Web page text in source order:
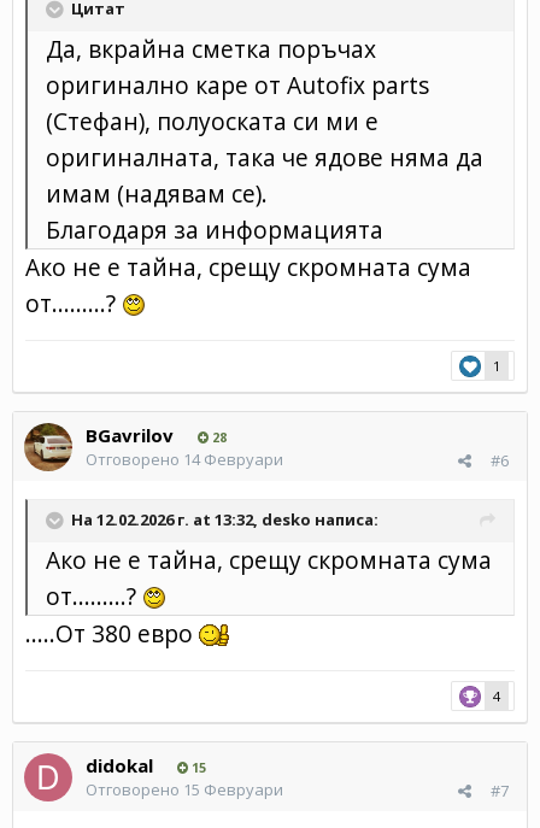
Цитат
Да, вкрайна сметка поръчах
оригинално каре от Autofix parts
(Стефан), полуоската си ми е
оригиналната, така че ядове няма да
имам (надявам се).
Благодаря за информацията
Ако не е тайна, срещу скромната сума
от.........?
1
BGavrilov 28
#6
Отговорено 14 Февруари
На 12.02.2026 г. at 13:32, desko написа:
Ако не е тайна, срещу скромната сума
от.........?
.....От 380 евро
4
didokal 15
#7
Отговорено 15 Февруари